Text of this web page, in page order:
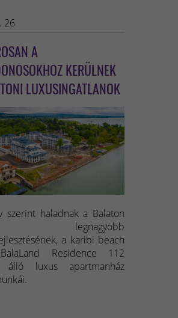
26
A
KERÜLNEK
LUXUSINGATLANOK
szerint haladnak a Balaton
legnagyobb
a karibi beach
Residence 112
álló luxus apartmanház